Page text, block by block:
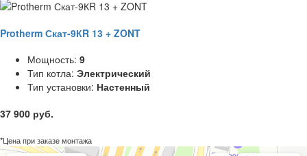
Protherm Скат-9КR 13 + ZONT
Мощность: 9
Тип котла: Электрический
Тип установки: Настенный
37 900 руб.
*Цена при заказе монтажа